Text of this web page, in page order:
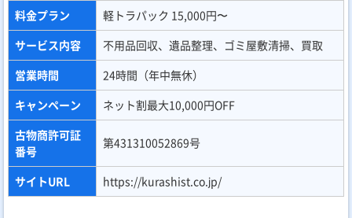
料金プラン
軽トラパック 15,000円〜
サービス内容
不用品回収、遺品整理、ゴミ屋敷清掃、買取
営業時間
24時間（年中無休）
キャンペーン
ネット割最大10,000円OFF
古物商許可証
番号
第431310052869号
サイトURL https://kurashist.co.jp/